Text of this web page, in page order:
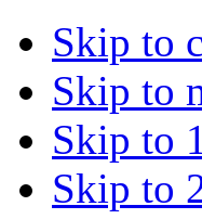
Skip to
Skip to
Skip to
Skip to